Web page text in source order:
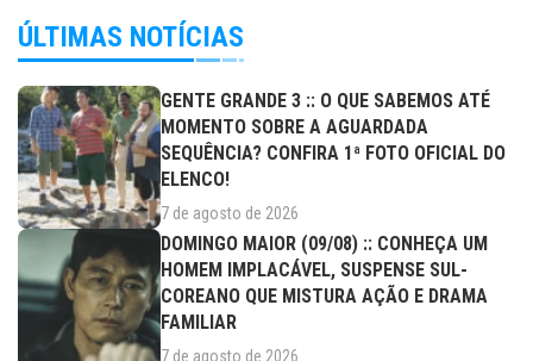
ÚLTIMAS NOTÍCIAS
GENTE GRANDE 3 :: O QUE SABEMOS ATÉ
MOMENTO SOBRE A AGUARDADA
SEQUÊNCIA? CONFIRA 1ª FOTO OFICIAL DO
ELENCO!
7 de agosto de 2026
DOMINGO MAIOR (09/08) :: CONHEÇA UM
HOMEM IMPLACÁVEL, SUSPENSE SUL-
COREANO QUE MISTURA AÇÃO E DRAMA
FAMILIAR
7 de agosto de 2026